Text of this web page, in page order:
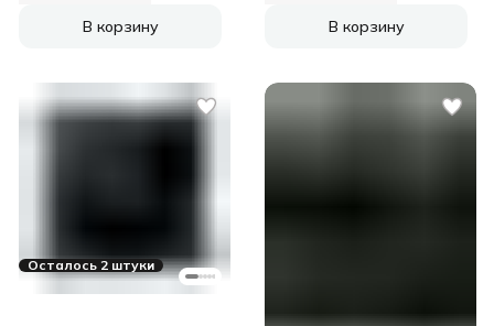
В корзину В корзину
Осталось 2 штуки